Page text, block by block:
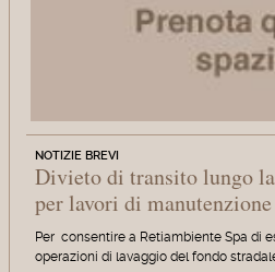
NOTIZIE BREVI
Divieto di transito lungo
per lavori di manutenzione
Per consentire a Retiambiente Spa di
operazioni di lavaggio del fondo